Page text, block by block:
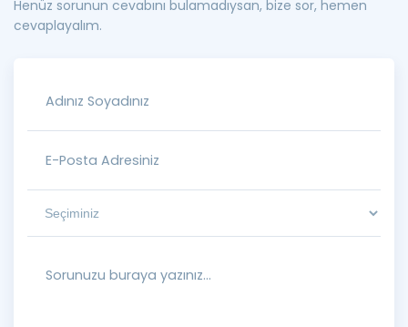
Henüz sorunun cevabını bulamadıysan, bize sor, hemen
cevaplayalım.